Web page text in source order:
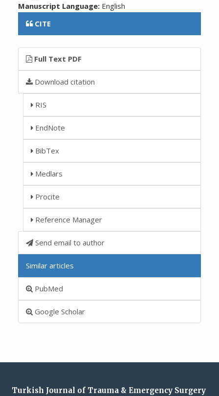
Manuscript Language: English
CITE
Full Text PDF
Download citation
RIS
EndNote
BibTex
Medlars
Procite
Reference Manager
Send email to author
Similar articles
PubMed
Google Scholar
Turkish Journal of Trauma & Emergency Surgery